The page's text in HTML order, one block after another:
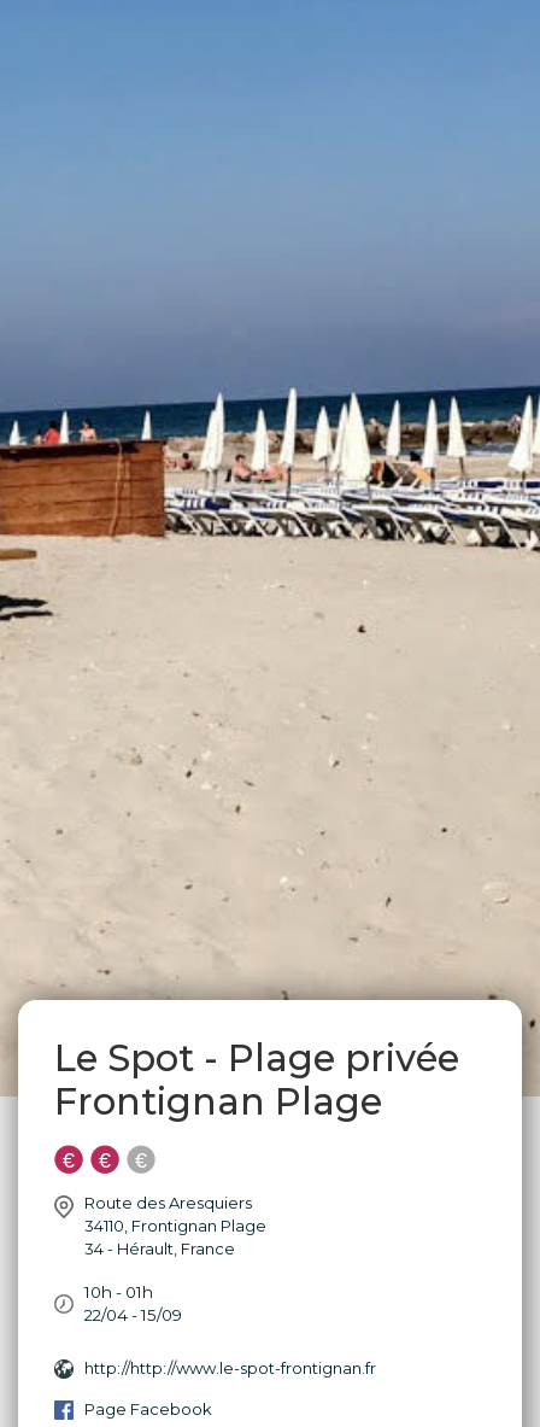
Le Spot - Plage privée
Frontignan Plage
Route des Aresquiers
34110 Frontignan Plage
34 - Hérault France
10h - 01h
22/04 - 15/09
http://http://www.le-spot-frontignan.fr
Page Facebook